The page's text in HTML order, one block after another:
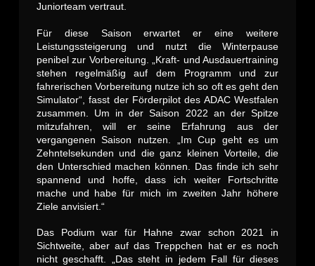
Juniorteam vertraut.
Für diese Saison erwartet er eine weitere
Leistungssteigerung und nutzt die Winterpause
penibel zur Vorbereitung. „Kraft- und Ausdauertraining
stehen regelmäßig auf dem Programm und zur
fahrerischen Vorbereitung nutze ich so oft es geht den
Simulator“, fasst der Förderpilot des ADAC Westfalen
zusammen. Um in der Saison 2022 an der Spitze
mitzufahren, will er seine Erfahrung aus der
vergangenen Saison nutzen. „Im Cup geht es um
Zehntelsekunden und die ganz kleinen Vorteile, die
den Unterschied machen können. Das finde ich sehr
spannend und hoffe, dass ich weiter Fortschritte
mache und habe für mich im zweiten Jahr höhere
Ziele anvisiert.“
Das Podium war für Hahne zwar schon 2021 in
Sichtweite, aber auf das Treppchen hat er es noch
nicht geschafft. „Das steht in jedem Fall für dieses